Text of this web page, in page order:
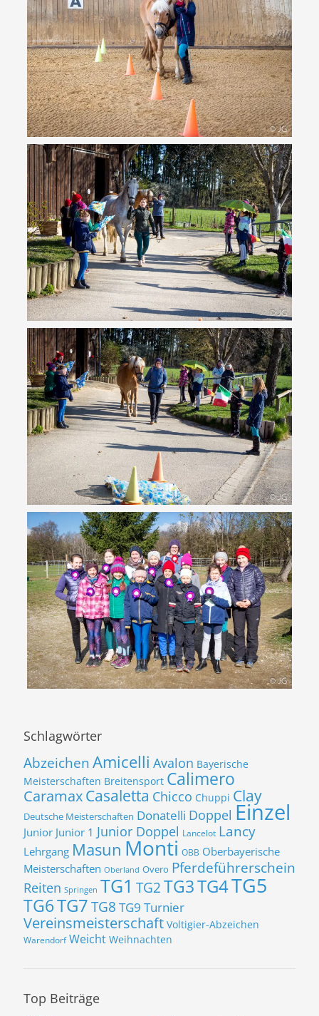
Schlagwörter
Abzeichen Amicelli Avalon Bayerische
Meisterschaften Breitensport Calimero
CaramaxCasaletta Chicco Chuppi Clay
Deutsche Meisterschaften Donatelli Doppel Einzel
Junior Junior 1 Junior Doppel Lancelot Lancy
Lehrgang Masun Monti OBB Oberbayerische
Meisterschaften Oberland Overo Pferdeführerschein
Reiten Springen TG1 TG2TG3TG4TG5
TG6TG7TG8 TG9 Turnier
Vereinsmeisterschaft Voltigier-Abzeichen
Warendorf Weicht Weihnachten
Top Beiträge